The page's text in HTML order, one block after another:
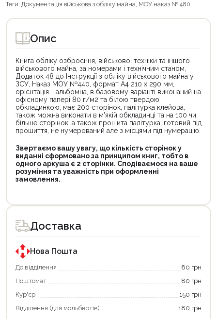
Теги: Документація військова з обліку майна, МОУ наказ № 480
Опис
Книга обліку озброєння, військової техніки та іншого
військового майна, за номерами і технічним станом,
Додаток 48 до Інструкції з обліку військового майна у
ЗСУ, Наказ МОУ №440, формат А4 210 х 290 мм,
орієнтація - альбомна, в базовому варіанті виконаний на
офісному папері 80 г/м2 та білою твердою
обкладинкою, має 200 сторінок, палітурка клейова,
також можна виконати в м'якій обкладинці та на 100 чи
більше сторінок, а також прошита палітурка, готовий під
прошиття, не нумерований але з місцями під нумерацію.
Звертаємо вашу увагу, що кількість сторінок у
виданні сформовано за принципом книг, тобто в
одного аркуша є 2 сторінки. Сподіваємося на ваше
розуміння та уважність при оформленні
замовлення.
Доставка
Нова Пошта
До відділення
80 грн
Поштомат
80 грн
Кур'єр
150 грн
Відділення (для мольбертів)
180 грн